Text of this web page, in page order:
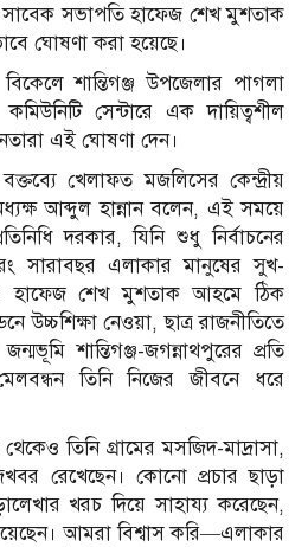
সাবেক সভাপতি হাফেজ শেখ মুশতাক
ঘোষণা করা হয়েছে।
শান্তিগঞ্জ উপজেলার পাগলা
সেন্টারে এক দায়িত্বশীল
এই ঘোষণা দেন।
খেলাফত মজলিসের কেন্দ্রীয়
আব্দুল হান্নান বলেন, এই সময়ে
দরকার, যিনি শুধু নির্বাচনের
সারাবছর এলাকার মানুষের সুখ-
হাফেজ শেখ মুশতাক আহমে ঠিক
নেওয়া, ছাত্র রাজনীতিতে
শান্তিগঞ্জ-জগন্নাথপুরের প্রতি
তিনি নিজের জীবনে ধরে
তিনি গ্রামের মসজিদ-মাদ্রাসা,
রেখেছেন। কোনো প্রচার ছাড়া
খরচ দিয়ে সাহায্য করেছেন,
আমরা বিশ্বাস করি—এলাকার